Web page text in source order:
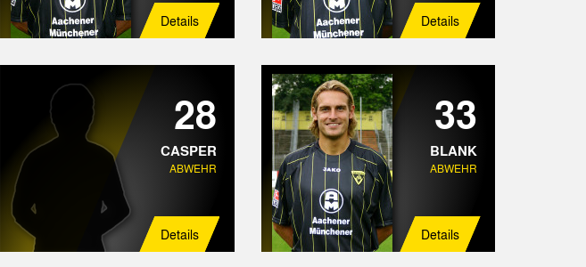
Details Details
28
CASPER
ABWEHR
Details
33
BLANK
ABWEHR
Details